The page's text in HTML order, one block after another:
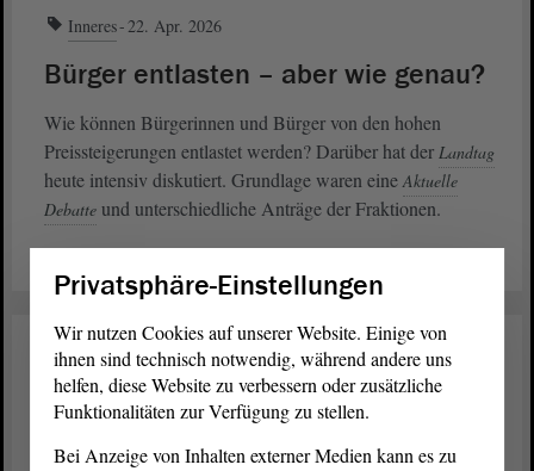
Inneres 22. Apr. 2026
Bürger entlasten – aber wie genau?
Wie können Bürgerinnen und Bürger von den hohen
Preissteigerungen entlastet werden? Darüber hat der Landtag
heute intensiv diskutiert. Grundlage waren eine Aktuelle
Debatte und unterschiedliche Anträge der Fraktionen.
weiterlesen
Inneres 07. Apr. 2026
Mehr Beratungsbedarf zu DDR-
Privatsphäre-Einstellungen
Wir nutzen Cookies auf unserer Website. Einige von
ihnen sind technisch notwendig, während andere uns
helfen, diese Website zu verbessern oder zusätzliche
Funktionalitäten zur Verfügung zu stellen.
Bei Anzeige von Inhalten externer Medien kann es zu